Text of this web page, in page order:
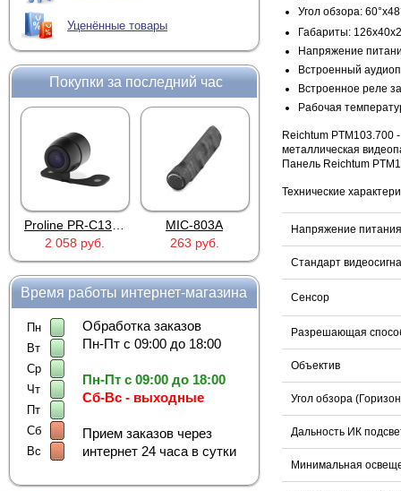
Уценённые товары
Покупки за последний час
2 058 руб.
MIC-803A
263 руб.
4PIN(п)/2RCA(м)+DJK-11(п)
386 руб.
Время работы интернет-магазина
Пн
Вт
Ср
Чт
Пт
Сб
Вс
Обработка заказов
Пн-Пт с 09:00 до 18:00
Пн-Пт с 09:00 до 18:00
Сб-Вс - выходные
Прием заказов через
интернет 24 часа в сутки
Угол обзора:
Габариты:
Напряжение
Встроенный
Встроенное реле
Рабочая
Reichtum PTM103.700
металлическая
Панель Reichtum
Технические
Напряжение
Стандарт
Сенсор
Разрешающая
Объектив
Угол обзора
Дальность ИК
Минимальная